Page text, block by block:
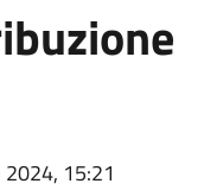
15:21